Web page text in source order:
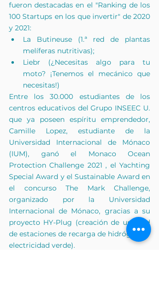
fueron destacadas en el "Ranking de los
100 Startups en los que invertir" de 2020
y 2021:
La Butineuse
(1.ª red de plantas
melíferas nutritivas);
Liebr
(¿Necesitas algo para tu
moto? ¡Tenemos el mecánico que
necesitas!)
Entre los 30.000 estudiantes de los
centros educativos del Grupo INSEEC U.
que ya poseen espíritu emprendedor,
Camille Lopez, estudiante de la
Universidad Internacional de Mónaco
(IUM), ganó el
Monaco Ocean
Protection Challenge 2021 , el Yachting
Special Award y el Sustainable Award en
el concurso
The Mark Challenge,
organizado por la Universidad
Internacional de Mónaco, gracias a su
proyecto HY-Plug (creación de una red
de estaciones de recarga de hidrógeno y
electricidad verde).